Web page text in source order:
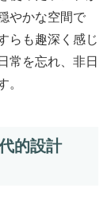
やかな空間で
らも趣深く感じ
常を忘れ、非日
。
的設計